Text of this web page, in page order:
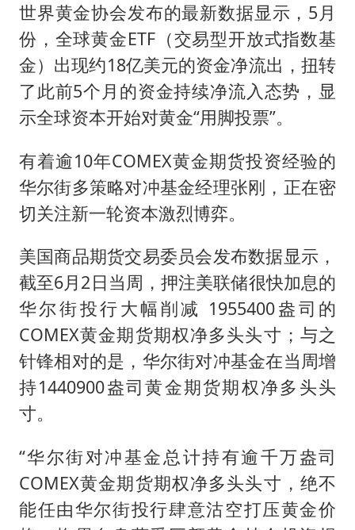
世界黄金协会发布的最新数据显示，5月
份，全球黄金ETF（交易型开放式指数基
金）出现约18亿美元的资金净流出，扭转
了此前5个月的资金持续净流入态势，显
示全球资本开始对黄金“用脚投票”。
有着逾10年COMEX黄金期货投资经验的
华尔街多策略对冲基金经理张刚，正在密
切关注新一轮资本激烈博弈。
美国商品期货交易委员会发布数据显示，
截至6月2日当周，押注美联储很快加息的
华尔街投行大幅削减 1955400盎司的
COMEX黄金期货期权净多头头寸；与之
针锋相对的是，华尔街对冲基金在当周增
持1440900盎司黄金期货期权净多头头
寸。
“华尔街对冲基金总计持有逾千万盎司
COMEX黄金期货期权净多头头寸，绝不
能任由华尔街投行肆意沽空打压黄金价